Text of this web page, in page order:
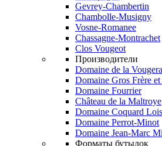
Gevrey-Chambertin
Chambolle-Musigny
Vosne-Romanee
Chassagne-Montrachet
Clos Vougeot
Производители
Domaine de la
Domaine Gros Frère
Domaine Fourrier
Château de la Maltroye
Domaine Coquard
Domaine Perrot-Minot
Domaine Jean-Marc
Форматы бутылок